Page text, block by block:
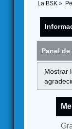
La BSK »
Panel
Mostrar